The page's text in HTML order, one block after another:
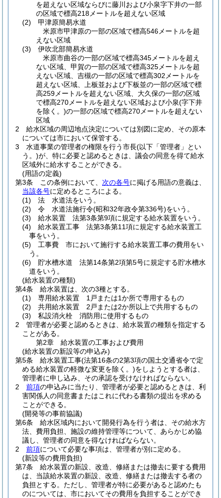
を超えない区域ならびに藤川および小泉字下井の一部
の区域で標高218メートルを超えない区域
(2)
甲津原簡易水道
米原市甲津原の一部の区域で標高546メートルを超
えない区域
(3)
伊吹北部簡易水道
米原市曲谷の一部の区域で標高345メートルを超え
ない区域、甲賀の一部の区域で標高325メートルを超
えない区域、吉槻の一部の区域で標高302メートルを
超えない区域、上板並および下板並の一部の区域で標
高259メートルを超えない区域、大久保の一部の区域
で標高270メートルを超えない区域および小泉(字下井
を除く。)の一部の区域で標高270メートルを超えない
区域
2
給水区域の周辺地点決定については別図に定め、その原本
については市において保管する。
3
水道事業の管理者の権限を行う市長(以下「管理者」とい
う。)が、特に必要と認めるときは、議会の同意を得て給水
区域外に給水することができる。
(用語の定義)
第3条
この条例において、 次の各号に掲げる用語の意義は、
当該各号に定めるところによる。
(1)
法 水道法をいう。
(2)
令 水道法施行令(昭和32年政令第336号)をいう。
(3)
給水装置 法第3条第9項に規定する給水装置をいう。
(4)
給水装置工事 法第3条第11項に規定する給水装置工
事をいう。
(5)
工事費 市において施行する給水装置工事の費用をい
う。
(6)
貯水槽水道 法第14条第2項第5号に規定する貯水槽水
道をいう。
(給水装置の種類)
第4条
給水装置は、次の3種とする。
(1)
専用給水装置 1戸または1か所で専用するもの
(2)
共用給水装置 2戸または2か所以上で共用するもの
(3)
私設消火栓 消防用に使用するもの
2
管理者が必要と認めるときは、給水装置の種類を指定する
ことがある。
第2章
給水装置の工事および費用
(給水装置の新設等の申込み)
第5条
給水装置工事(法第16条の2第3項の国土交通省令で定
める給水装置の軽微な変更を除く。)をしようとする者は、
管理者に申し込み、その承認を受けなければならない。
2
前項の申込みに当たり、管理者が必要と認めるときは、利
害関係人の同意書またはこれに代わる書類の提出を求める
ことができる。
(開発等の事前協議)
第6条
給水区域内において開発行為を行う者は、その給水方
法、費用負担、施設の維持管理等について、あらかじめ協
議し、管理者の同意を得なければならない。
2
前項について必要な事項は、管理者が別に定める。
(新設等の費用負担)
第7条
給水装置の新設、改造、修繕または撤去に要する費用
は、当該給水装置の新設、改造、修繕または撤去する者の
負担とする。 ただし、管理者が特に必要があると認めたも
のについては、市においてその費用を負担することができ